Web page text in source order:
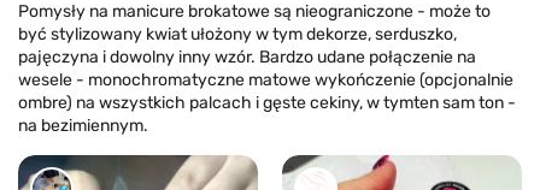
Pomysły na manicure brokatowe są nieograniczone - może to
być stylizowany kwiat ułożony w tym dekorze, serduszko,
pajęczyna i dowolny inny wzór. Bardzo udane połączenie na
wesele - monochromatyczne matowe wykończenie (opcjonalnie
ombre) na wszystkich palcach i gęste cekiny, w tymten sam ton -
na bezimiennym.